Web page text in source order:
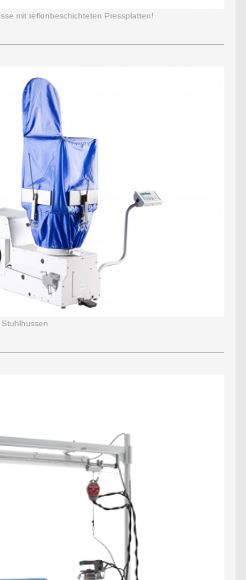
mit teflonbeschichteten Pressplatten!